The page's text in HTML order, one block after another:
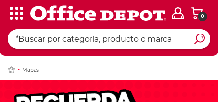
0
Mapas